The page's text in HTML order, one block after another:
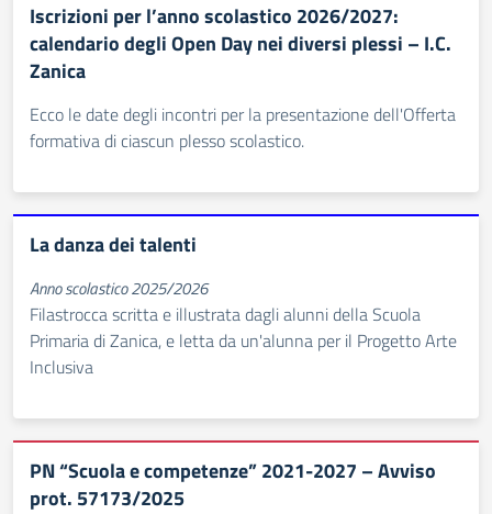
Iscrizioni per l’anno scolastico 2026/2027:
calendario degli Open Day nei diversi plessi – I.C.
Zanica
Ecco le date degli incontri per la presentazione dell'Offerta
formativa di ciascun plesso scolastico.
La danza dei talenti
Anno scolastico 2025/2026
Filastrocca scritta e illustrata dagli alunni della Scuola
Primaria di Zanica, e letta da un'alunna per il Progetto Arte
Inclusiva
PN “Scuola e competenze” 2021-2027 – Avviso
prot. 57173/2025